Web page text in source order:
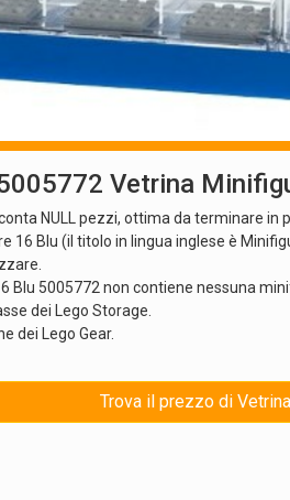
Vetrina
NULL pezzi, ottima da terminare in
16 Blu (il titolo in lingua inglese è
Blu 5005772 non contiene nessuna
dei Lego Storage.
dei Lego Gear.
Trova il prezzo di